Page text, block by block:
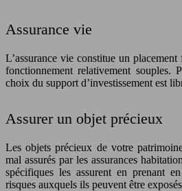
Assurance vie
L’assurance vie constitue un
fonctionnement relativement souples.
choix du support d’investissement est
Assurer un objet précieux
Les objets précieux de votre
mal assurés par les assurances
spécifiques les assurent en prenant
risques auxquels ils peuvent être